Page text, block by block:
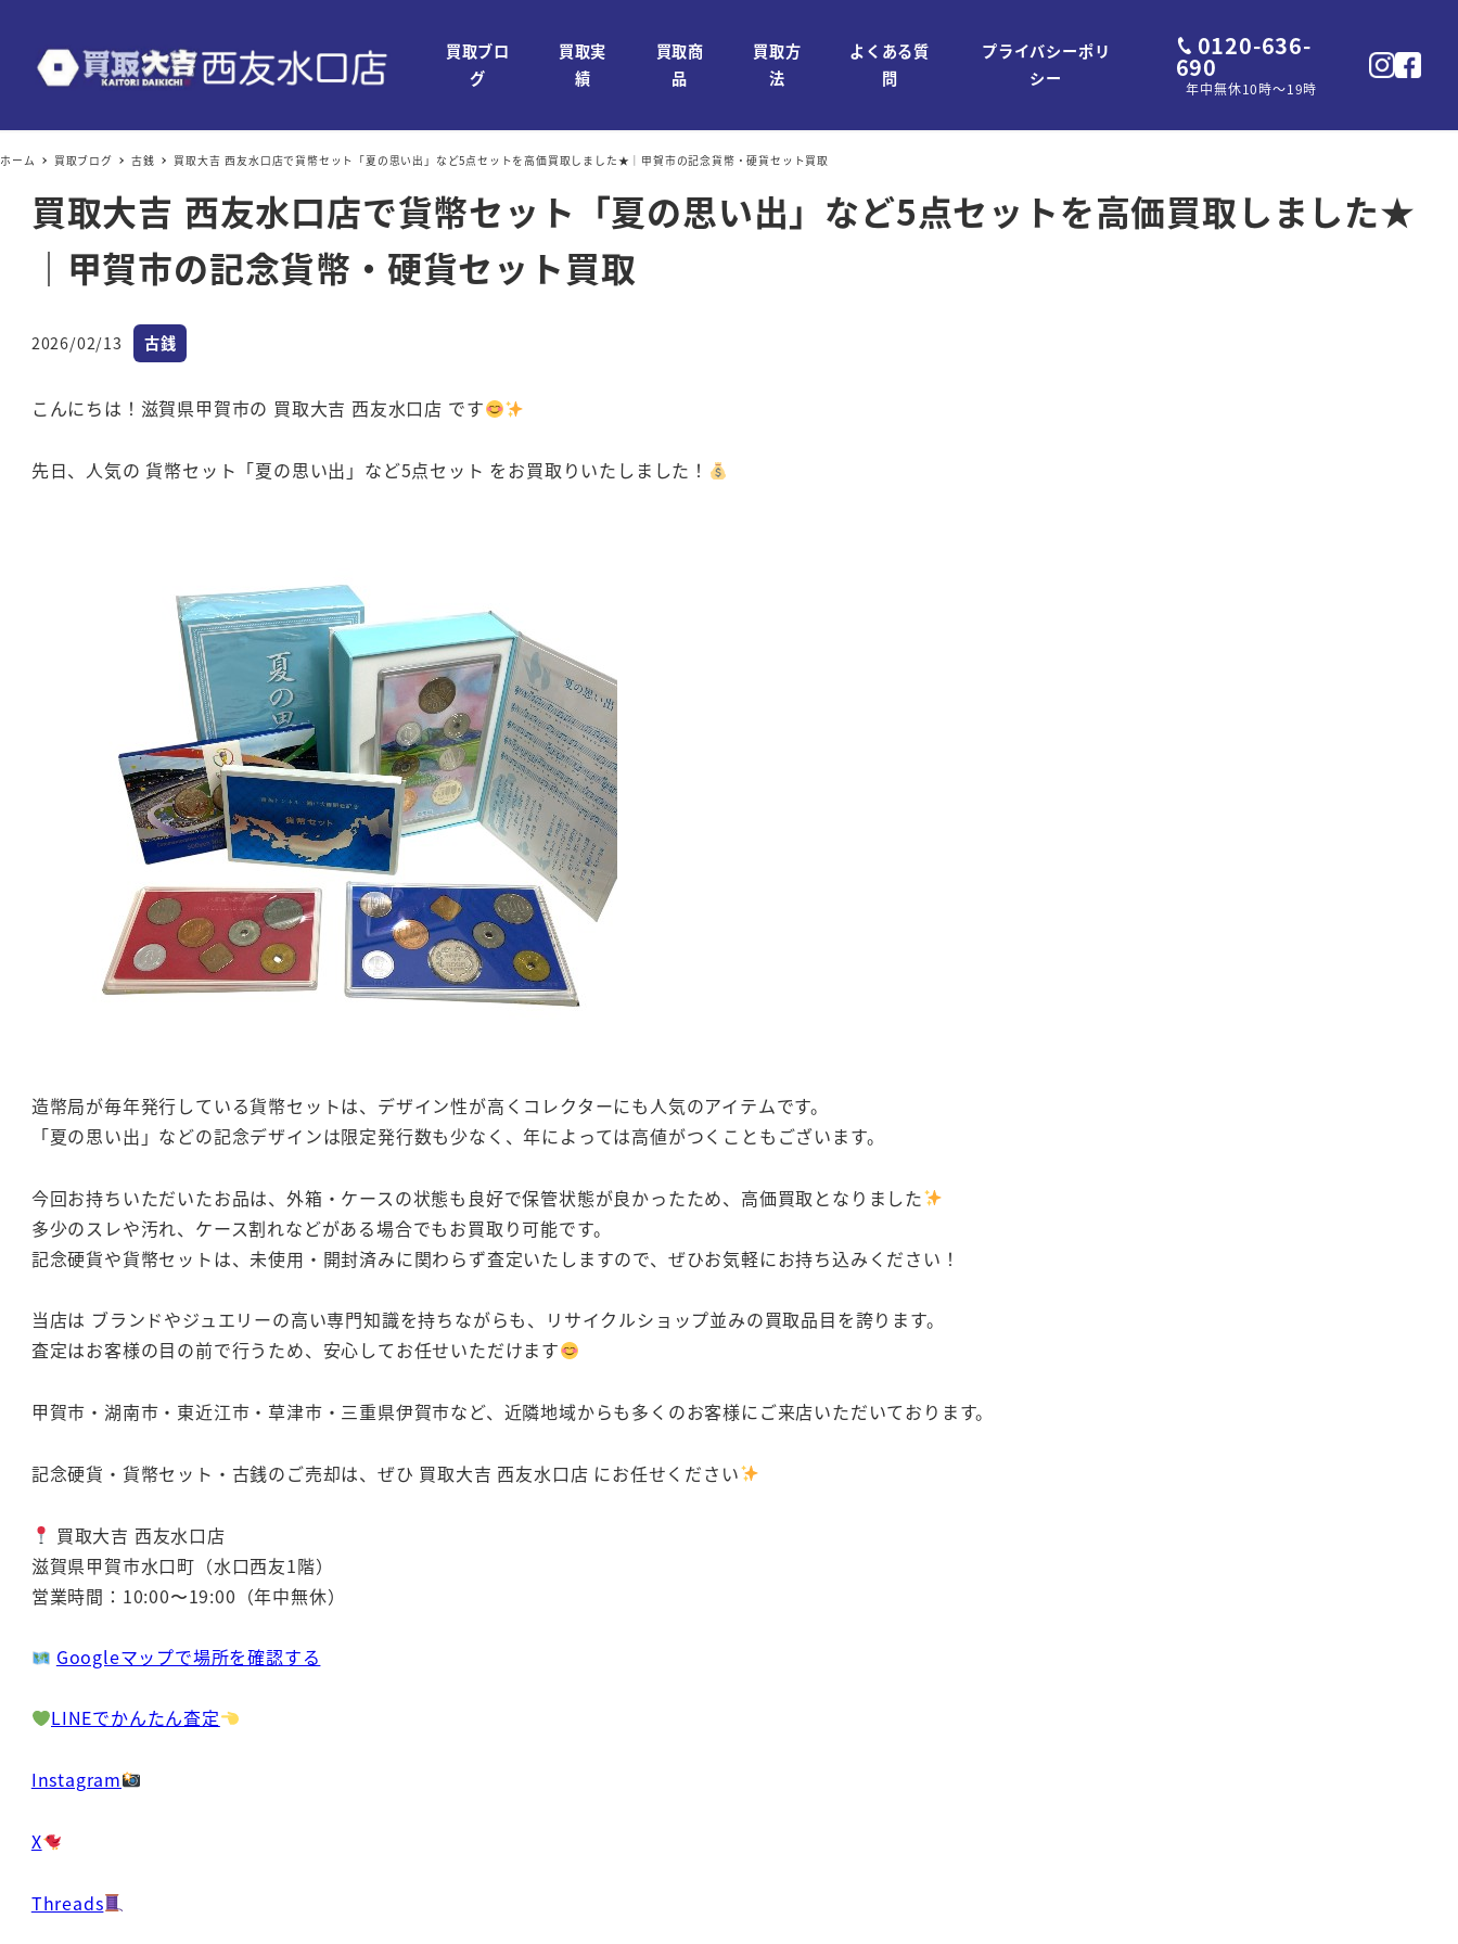
買取ブロ
グ
買取実
績
買取商
品
買取方
法
よくある質
問
プライバシーポリ
シー
0120-636-
690
年中無休10時～19時
ホーム 買取ブログ 古銭 買取大吉 西友水口店で貨幣セット「夏の思い出」など5点セットを高価買取しました★｜甲賀市の記念貨幣・硬貨セット買取
買取大吉 西友水口店で貨幣セット「夏の思い出」など5点セットを高価買取しました★
｜甲賀市の記念貨幣・硬貨セット買取
投稿日
2026/02/13 カテゴリー
古銭
こんにちは！滋賀県甲賀市の 買取大吉 西友水口店 です
先日、人気の 貨幣セット「夏の思い出」など5点セット をお買取りいたしました！
造幣局が毎年発行している貨幣セットは、デザイン性が高くコレクターにも人気のアイテムです。
「夏の思い出」などの記念デザインは限定発行数も少なく、年によっては高値がつくこともございます。
今回お持ちいただいたお品は、外箱・ケースの状態も良好で保管状態が良かったため、高価買取となりました
多少のスレや汚れ、ケース割れなどがある場合でもお買取り可能です。
記念硬貨や貨幣セットは、未使用・開封済みに関わらず査定いたしますので、ぜひお気軽にお持ち込みください！
当店は ブランドやジュエリーの高い専門知識を持ちながらも、リサイクルショップ並みの買取品目を誇ります。
査定はお客様の目の前で行うため、安心してお任せいただけます
甲賀市・湖南市・東近江市・草津市・三重県伊賀市など、近隣地域からも多くのお客様にご来店いただいております。
記念硬貨・貨幣セット・古銭のご売却は、ぜひ 買取大吉 西友水口店 にお任せください
買取大吉 西友水口店
滋賀県甲賀市水口町（水口西友1階）
営業時間：10:00〜19:00（年中無休）
Googleマップで場所を確認する
LINEでかんたん査定
Instagram
X
Threads